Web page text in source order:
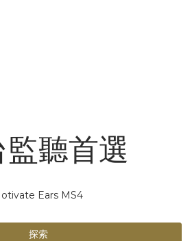
聽首選
Ears MS4
探索